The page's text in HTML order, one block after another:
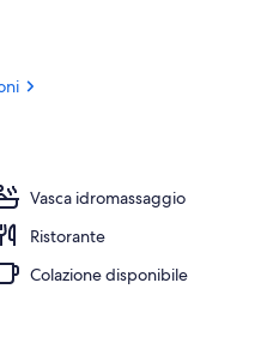
ristoranti; aperti a pranzo e a cena
Vasca idromassaggio
Ristorante
Colazione disponibile